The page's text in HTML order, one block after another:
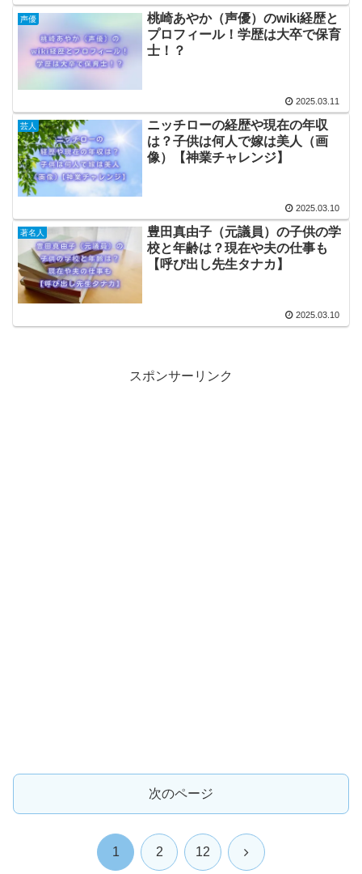
声優
桃崎あやか（声優）のwiki経歴と
プロフィール！学歴は大卒で保育
士！？
2025.03.11
芸人
ニッチローの経歴や現在の年収
は？子供は何人で嫁は美人（画
像）【神業チャレンジ】
2025.03.10
著名人
豊田真由子（元議員）の子供の学
校と年齢は？現在や夫の仕事も
【呼び出し先生タナカ】
2025.03.10
スポンサーリンク
次のページ
1 2 12 次